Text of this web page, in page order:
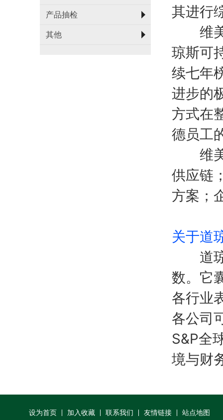
产品抽检
其他
其进行
维美
琼斯可
续七年
进步的
方式在
德员工
维美
供应链
方案；
关于道
道琼
数。它
各行业
各公司
S&P全
境与财
设为首页 加入收藏 联系我们 友情链接 站点地图